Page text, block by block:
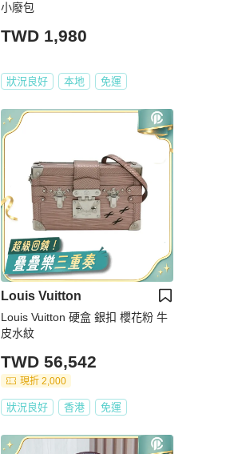
小廢包
TWD 1,980
狀況良好 本地 免運
Louis Vuitton
Louis Vuitton 硬盒 銀扣 櫻花粉 牛
皮水紋
TWD 56,542
現折 2,000
狀況良好 香港 免運